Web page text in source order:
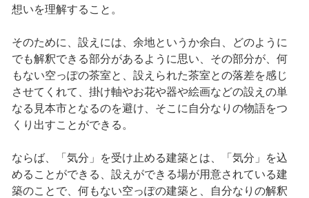
想いを理解すること。
そのために、設えには、余地というか余白、どのように
でも解釈できる部分があるように思い、その部分が、何
もない空っぽの茶室と、設えられた茶室との落差を感じ
させてくれて、掛け軸やお花や器や絵画などの設えの単
なる見本市となるのを避け、そこに自分なりの物語をつ
くり出すことができる。
ならば、「気分」を受け止める建築とは、「気分」を込
めることができる、設えができる場が用意されている建
築のことで、何もない空っぽの建築と、自分なりの解釈